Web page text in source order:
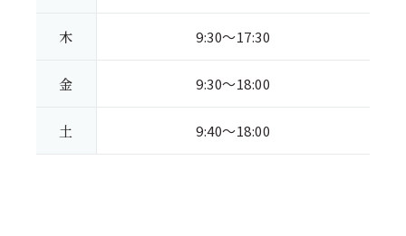
木
金
土
9:30～17:30
9:30～18:00
9:40～18:00